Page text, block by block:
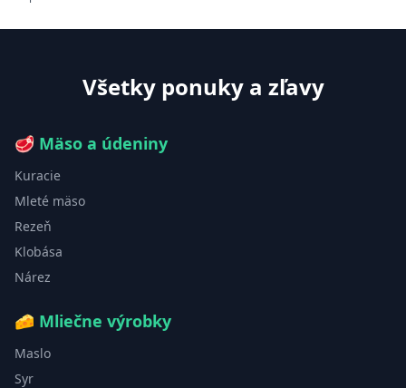
Všetky ponuky a zľavy
🥩 Mäso a údeniny
Kuracie
Mleté mäso
Rezeň
Klobása
Nárez
🧀 Mliečne výrobky
Maslo
Syr